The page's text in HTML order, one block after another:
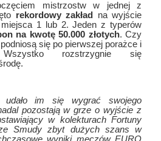
mistrzostw w jednej z
rekordowy zakład
na wyjście
1 lub 2. Jeden z typerów
na kwotę 50.000 złotych. Czy
się po pierwszej porażce i
rozstrzygnie się
im się wygrać swojego
pozostają w grze o wyjście z
w kolekturach Fortuny
Smudy zbyt dużych szans w